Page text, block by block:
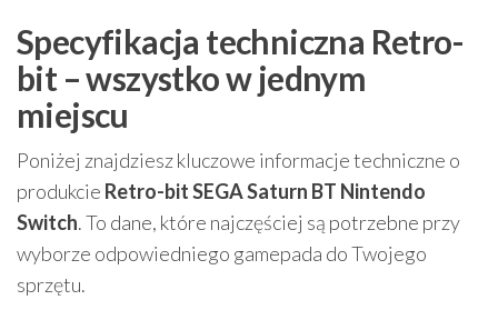
Specyfikacja techniczna Retro-
bit – wszystko w jednym
miejscu
Poniżej znajdziesz kluczowe informacje techniczne o
produkcie Retro-bit SEGA Saturn BT Nintendo
Switch. To dane, które najczęściej są potrzebne przy
wyborze odpowiedniego gamepada do Twojego
sprzętu.